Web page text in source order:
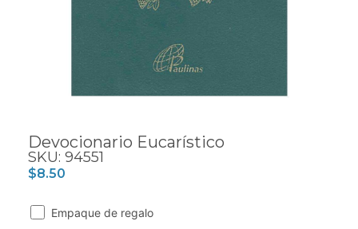
Devocionario Eucarístico
SKU: 94551
$8.50
Empaque de regalo